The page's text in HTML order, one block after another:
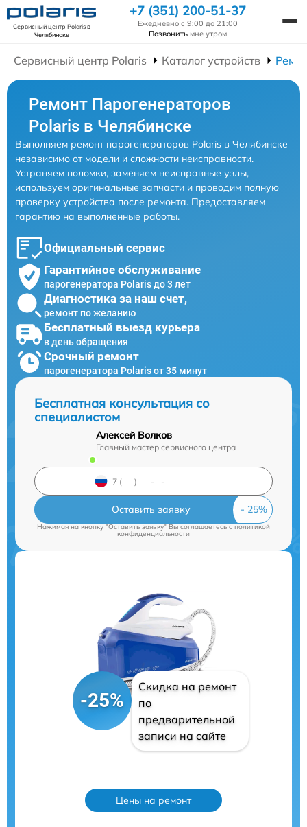
Сервисный центр Polarisв
Челябинске
+7 (351) 200-51-37
Ежедневно с 9:00 до 21:00
Позвонить мне утром
Сервисный центр Polaris Каталог устройств
Ремонт Парогенераторов
Polaris в Челябинске
Выполняем ремонт парогенераторов Polaris в Челябинске
независимо от модели и сложности неисправности.
Устраняем поломки, заменяем неисправные узлы,
используем оригинальные запчасти и проводим полную
проверку устройства после ремонта. Предоставляем
гарантию на выполненные работы.
Официальный сервис
Гарантийное обслуживание
парогенератора Polaris до 3 лет
Диагностика за наш счет,
ремонт по желанию
Бесплатный выезд курьера
в день обращения
Срочный ремонт
парогенератора Polaris от 35 минут
Бесплатная консультация со
специалистом
Алексей Волков
Главный мастер сервисного центра
Оставить заявку
Нажимая на кнопку "Оставить заявку" Вы соглашаетесь cполитикой
конфиденциальности
-25%
Скидка на ремонт
по
предварительной
записи на сайте
Цены на ремонт